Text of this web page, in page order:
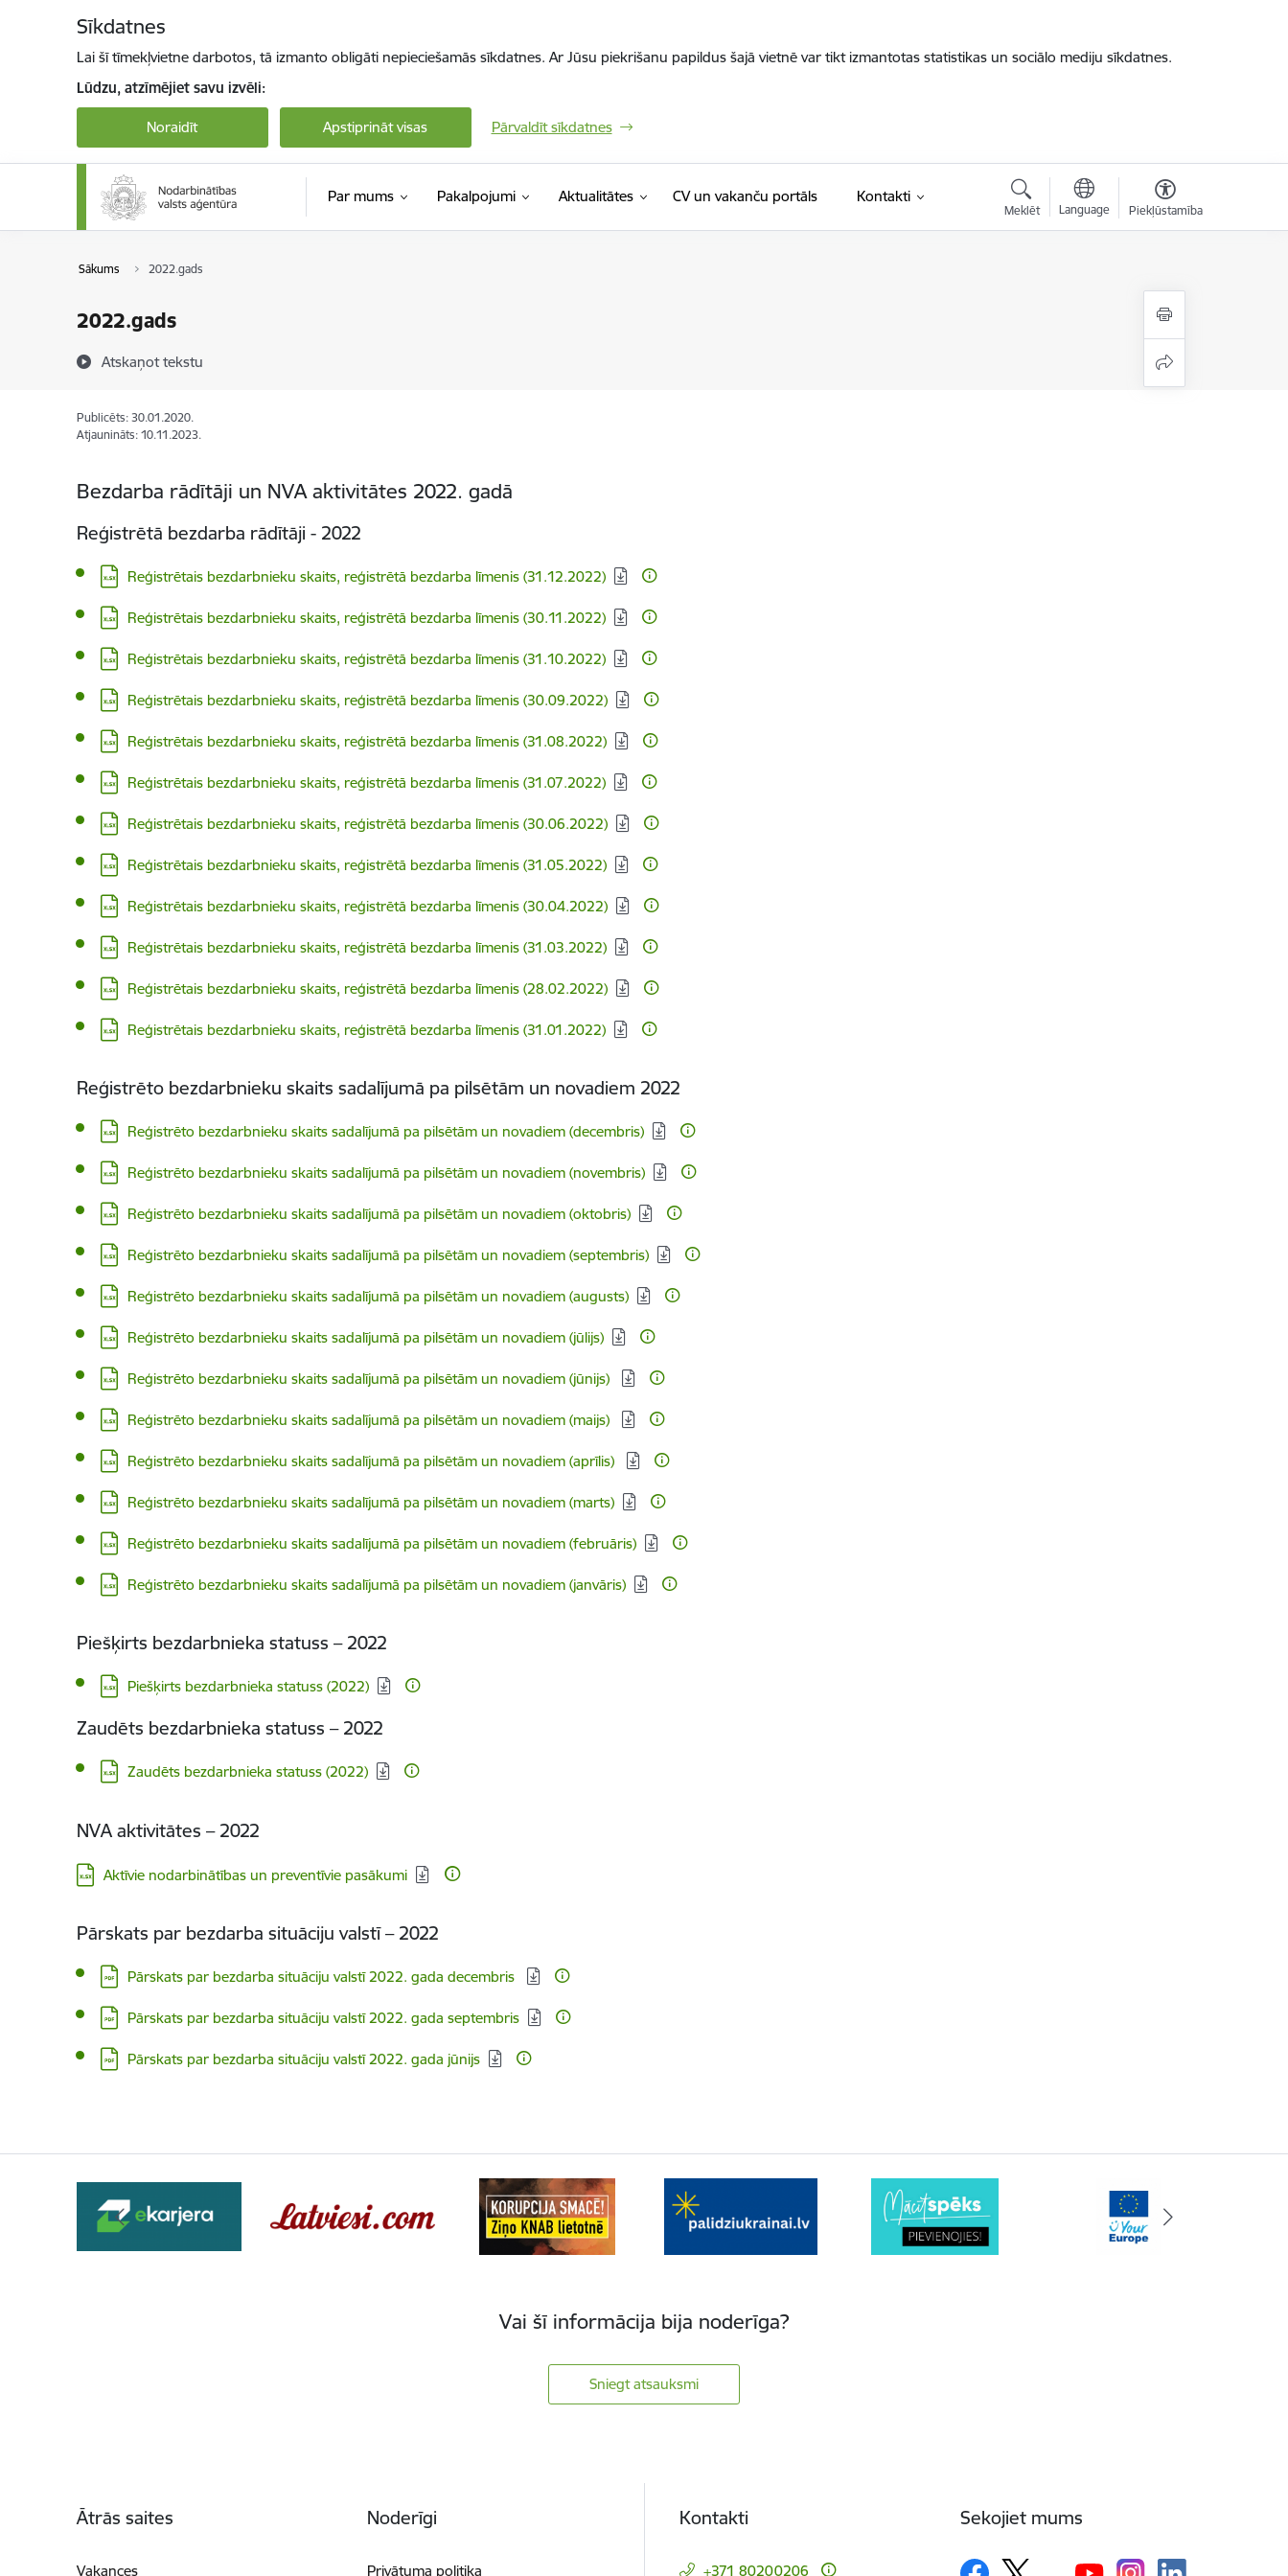
Sīkdatnes
Lai šī tīmekļvietne darbotos, tā izmanto obligāti nepieciešamās sīkdatnes. Ar Jūsu piekrišanu papildus šajā vietnē var tikt izmantotas statistikas un sociālo mediju sīkdatnes.
Lūdzu, atzīmējiet savu izvēli:
Noraidīt Apstiprināt visas Pārvaldīt sīkdatnes
Par mums Pakalpojumi Aktualitātes CV un vakanču portāls(Ārējā saite)
Kontakti
Meklēt Language Piekļūstamība
Sākums 2022.gads
2022.gads
Atskaņot tekstu
Publicēts: 30.01.2020.
Atjaunināts: 10.11.2023.
Bezdarba rādītāji un NVA aktivitātes 2022. gadā
Reģistrētā bezdarba rādītāji - 2022
Lejupielādēt:
Reģistrētais bezdarbnieku skaits, reģistrētā bezdarba līmenis (31.12.2022)
Lejupielādēt:
Reģistrētais bezdarbnieku skaits, reģistrētā bezdarba līmenis (30.11.2022)
Lejupielādēt:
Reģistrētais bezdarbnieku skaits, reģistrētā bezdarba līmenis (31.10.2022)
Lejupielādēt:
Reģistrētais bezdarbnieku skaits, reģistrētā bezdarba līmenis (30.09.2022)
Lejupielādēt:
Reģistrētais bezdarbnieku skaits, reģistrētā bezdarba līmenis (31.08.2022)
Lejupielādēt:
Reģistrētais bezdarbnieku skaits, reģistrētā bezdarba līmenis (31.07.2022)
Lejupielādēt:
Reģistrētais bezdarbnieku skaits, reģistrētā bezdarba līmenis (30.06.2022)
Lejupielādēt:
Reģistrētais bezdarbnieku skaits, reģistrētā bezdarba līmenis (31.05.2022)
Lejupielādēt:
Reģistrētais bezdarbnieku skaits, reģistrētā bezdarba līmenis (30.04.2022)
Lejupielādēt:
Reģistrētais bezdarbnieku skaits, reģistrētā bezdarba līmenis (31.03.2022)
Lejupielādēt:
Reģistrētais bezdarbnieku skaits, reģistrētā bezdarba līmenis (28.02.2022)
Lejupielādēt:
Reģistrētais bezdarbnieku skaits, reģistrētā bezdarba līmenis (31.01.2022)
Reģistrēto bezdarbnieku skaits sadalījumā pa pilsētām un novadiem 2022
Lejupielādēt:
Reģistrēto bezdarbnieku skaits sadalījumā pa pilsētām un novadiem (decembris)
Lejupielādēt:
Reģistrēto bezdarbnieku skaits sadalījumā pa pilsētām un novadiem (novembris)
Lejupielādēt:
Reģistrēto bezdarbnieku skaits sadalījumā pa pilsētām un novadiem (oktobris)
Lejupielādēt:
Reģistrēto bezdarbnieku skaits sadalījumā pa pilsētām un novadiem (septembris)
Lejupielādēt:
Reģistrēto bezdarbnieku skaits sadalījumā pa pilsētām un novadiem (augusts)
Lejupielādēt:
Reģistrēto bezdarbnieku skaits sadalījumā pa pilsētām un novadiem (jūlijs)
Lejupielādēt:
Reģistrēto bezdarbnieku skaits sadalījumā pa pilsētām un novadiem (jūnijs)
Lejupielādēt:
Reģistrēto bezdarbnieku skaits sadalījumā pa pilsētām un novadiem (maijs)
Lejupielādēt:
Reģistrēto bezdarbnieku skaits sadalījumā pa pilsētām un novadiem (aprīlis)
Lejupielādēt:
Reģistrēto bezdarbnieku skaits sadalījumā pa pilsētām un novadiem (marts)
Lejupielādēt:
Reģistrēto bezdarbnieku skaits sadalījumā pa pilsētām un novadiem (februāris)
Lejupielādēt:
Reģistrēto bezdarbnieku skaits sadalījumā pa pilsētām un novadiem (janvāris)
Piešķirts bezdarbnieka statuss – 2022
Lejupielādēt:
Piešķirts bezdarbnieka statuss (2022)
Zaudēts bezdarbnieka statuss – 2022
Lejupielādēt:
Zaudēts bezdarbnieka statuss (2022)
NVA aktivitātes – 2022
Lejupielādēt:
Aktīvie nodarbinātības un preventīvie pasākumi
Pārskats par bezdarba situāciju valstī – 2022
Lejupielādēt:
Pārskats par bezdarba situāciju valstī 2022. gada decembris
Lejupielādēt:
Pārskats par bezdarba situāciju valstī 2022. gada septembris
Lejupielādēt:
Pārskats par bezdarba situāciju valstī 2022. gada jūnijs
Vai šī informācija bija noderīga?
Sniegt atsauksmi
Ātrās saites
Vakances
Noderīgi
Privātuma politika
Kontakti
+371 80200206
Sekojiet mums